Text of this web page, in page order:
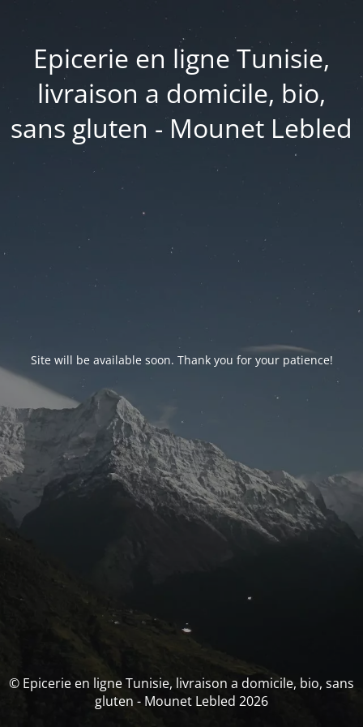
Epicerie en ligne Tunisie,
livraison a domicile, bio,
sans gluten - Mounet Lebled
Site will be available soon. Thank you for your patience!
© Epicerie en ligne Tunisie, livraison a domicile, bio, sans
gluten - Mounet Lebled 2026